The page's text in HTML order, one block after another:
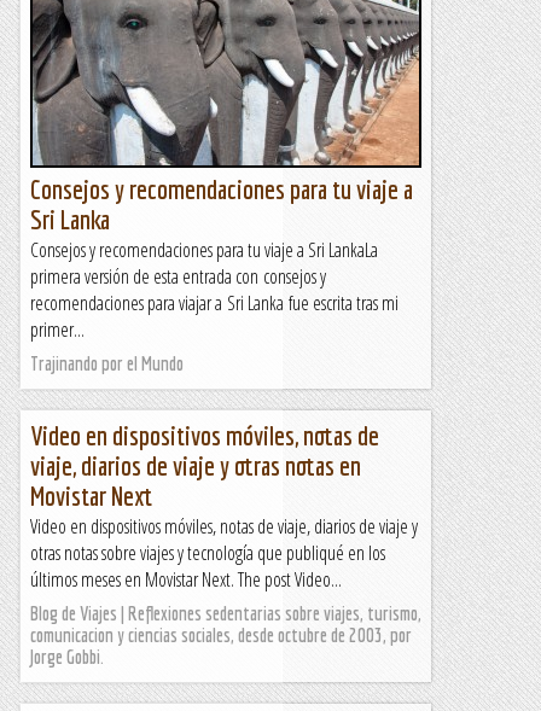
Consejos y recomendaciones para tu viaje a
Sri Lanka
Consejos y recomendaciones para tu viaje a Sri LankaLa
primera versión de esta entrada con consejos y
recomendaciones para viajar a Sri Lanka fue escrita tras mi
primer...
Trajinando por el Mundo
Video en dispositivos móviles, notas de
viaje, diarios de viaje y otras notas en
Movistar Next
Video en dispositivos móviles, notas de viaje, diarios de viaje y
otras notas sobre viajes y tecnología que publiqué en los
últimos meses en Movistar Next. The post Video...
Blog de Viajes | Reflexiones sedentarias sobre viajes, turismo,
comunicacion y ciencias sociales, desde octubre de 2003, por
Jorge Gobbi.